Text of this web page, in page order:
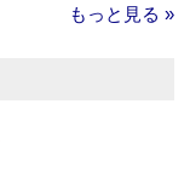
もっと見る »